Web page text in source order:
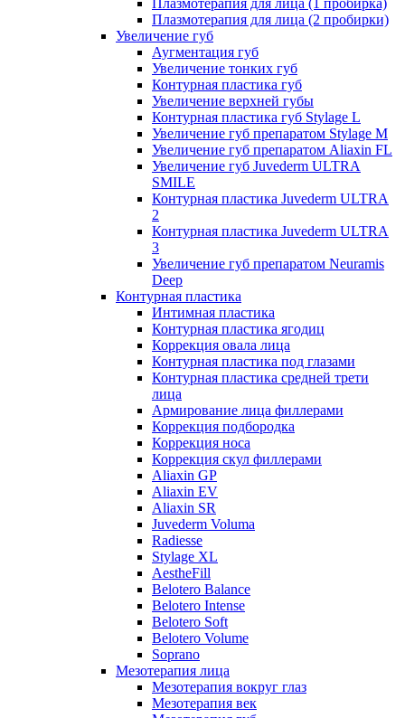
Плазмотерапия для лица (1 пробирка)
Плазмотерапия для лица (2 пробирки)
Увеличение губ
Аугментация губ
Увеличение тонких губ
Контурная пластика губ
Увеличение верхней губы
Контурная пластика губ Stylage L
Увеличение губ препаратом Stylage M
Увеличение губ препаратом Aliaxin FL
Увеличение губ Juvederm ULTRA
SMILE
Контурная пластика Juvederm ULTRA
2
Контурная пластика Juvederm ULTRA
3
Увеличение губ препаратом Neuramis
Deep
Контурная пластика
Интимная пластика
Контурная пластика ягодиц
Коррекция овала лица
Контурная пластика под глазами
Контурная пластика средней трети
лица
Армирование лица филлерами
Коррекция подбородка
Коррекция носа
Коррекция скул филлерами
Aliaxin GP
Aliaxin EV
Aliaxin SR
Juvederm Voluma
Radiesse
Stylage XL
AestheFill
Belotero Balance
Belotero Intense
Belotero Soft
Belotero Volume
Soprano
Мезотерапия лица
Мезотерапия вокруг глаз
Мезотерапия век